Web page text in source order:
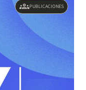
groupsPUBLICACIONES